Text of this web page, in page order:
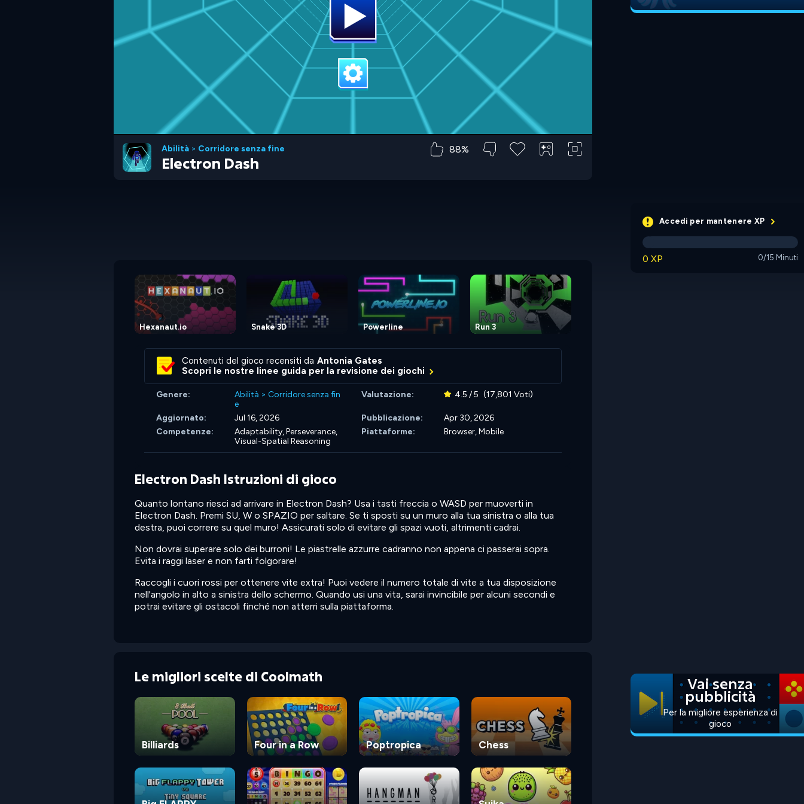
Abilità > Corridore senza fine 88%
Electron Dash
Hexanaut.io Snake 3D Powerline Run 3
Contenuti del gioco recensiti da Antonia Gates
Scopri le nostre linee guida per la revisione dei giochi
Genere: Abilità > Corridore senza fin
e
Valutazione: 4.5 / 5 (17,801 Voti)
Aggiornato: Jul 16, 2026 Pubblicazione:
Apr 30, 2026
Competenze:
Adaptability,Perseverance,
Visual-Spatial Reasoning
Piattaforme: Browser, Mobile
Electron Dash Istruzioni di gioco
Quanto lontano riesci ad arrivare in Electron Dash? Usa i tasti freccia o WASD per muoverti in
Electron Dash. Premi SU, W o SPAZIO per saltare. Se ti sposti su un muro alla tua sinistra o alla tua
destra, puoi correre su quel muro! Assicurati solo di evitare gli spazi vuoti, altrimenti cadrai.
Non dovrai superare solo dei burroni! Le piastrelle azzurre cadranno non appena ci passerai sopra.
Evita i raggi laser e non farti folgorare!
Raccogli i cuori rossi per ottenere vite extra! Puoi vedere il numero totale di vite a tua disposizione
nell'angolo in alto a sinistra dello schermo. Quando usi una vita, sarai invincibile per alcuni secondi e
potrai evitare gli ostacoli finché non atterri sulla piattaforma.
Le migliori scelte di Coolmath
Billiards Four in a Row Poptropica Chess
Accedi per mantenere XP
0 XP 0/15 Minuti
Vai senza
pubblicità
Per la migliore esperienza di
gioco